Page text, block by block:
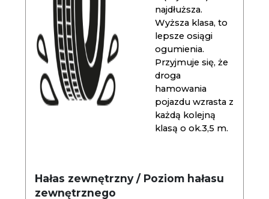
najdłuższa.
Wyższa klasa, to
lepsze osiągi
ogumienia.
Przyjmuje się, że
droga
hamowania
pojazdu wzrasta z
każdą kolejną
klasą o ok.3,5 m.
Hałas zewnętrzny / Poziom hałasu
zewnętrznego